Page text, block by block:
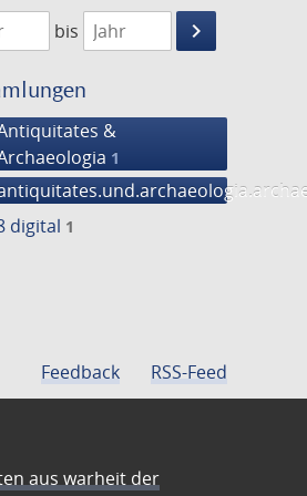
1769
bis
keyboard_arrow_right
Suche
&
1
digital 1
Feedback RSS-Feed
aus warheit der